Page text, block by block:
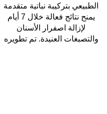
الطبيعي بتركيبة نباتية متقدمة
يمنح نتائج فعالة خلال 7 أيام
لإزالة اصفرار الأسنان
والتصبغات العنيدة. تم تطويره